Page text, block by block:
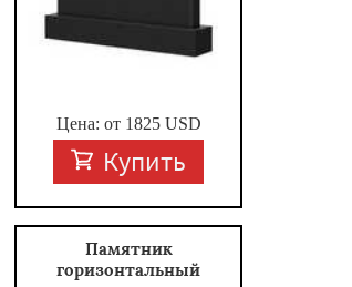
Цена: от 1825USD
Купить
Памятник
горизонтальный